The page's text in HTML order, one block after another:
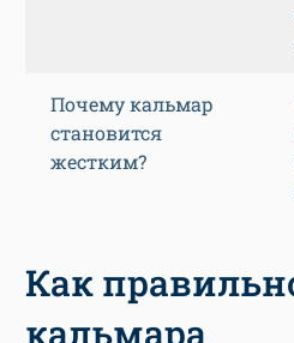
Почему кальмар
становится
жестким?
Как
кальмара